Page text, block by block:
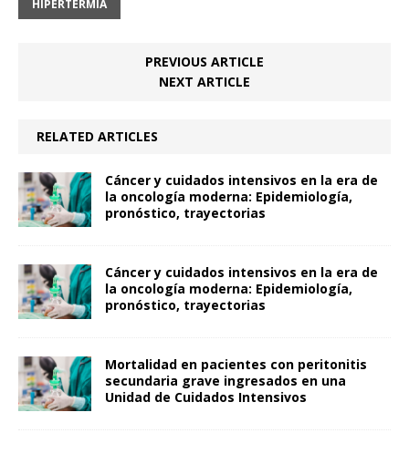
HIPERTERMIA
PREVIOUS ARTICLE
NEXT ARTICLE
RELATED ARTICLES
Cáncer y cuidados intensivos en la era de
la oncología moderna: Epidemiología,
pronóstico, trayectorias
Cáncer y cuidados intensivos en la era de
la oncología moderna: Epidemiología,
pronóstico, trayectorias
Mortalidad en pacientes con peritonitis
secundaria grave ingresados en una
Unidad de Cuidados Intensivos